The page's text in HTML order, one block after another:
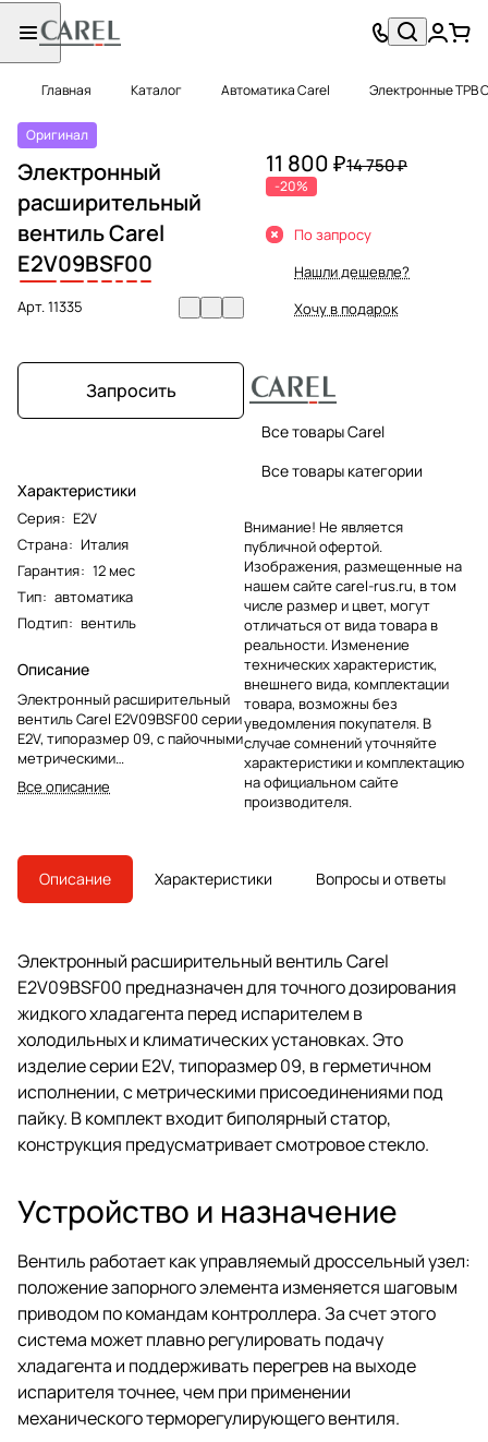
Главная Каталог Автоматика Carel Электронные ТРВ
Оригинал
Электронный
расширительный
вентиль Carel
E2V09BSF00
Арт.11335
Запросить
Характеристики
Серия: E2V
Страна: Италия
Гарантия: 12 мес
Тип: автоматика
Подтип: вентиль
Описание
Электронный расширительный
вентиль Carel E2V09BSF00 серии
E2V, типоразмер 09, с пайочными
метрическими
присоединениями, биполярным
статором и смотровым стеклом.
Все описание
11 800 ₽14 750 ₽
-20%
По запросу
Нашли дешевле?
Хочу в подарок
Все товары Carel
Все товары категории
Внимание! Не является
публичной офертой.
Изображения, размещенные на
нашем сайте carel-rus.ru, в том
числе размер и цвет, могут
отличаться от вида товара в
реальности. Изменение
технических характеристик,
внешнего вида, комплектации
товара, возможны без
уведомления покупателя. В
случае сомнений уточняйте
характеристики и комплектацию
на официальном сайте
производителя.
Описание Характеристики Вопросы и ответы
Электронный расширительный вентиль Carel
E2V09BSF00 предназначен для точного дозирования
жидкого хладагента перед испарителем в
холодильных и климатических установках. Это
изделие серии E2V, типоразмер 09, в герметичном
исполнении, с метрическими присоединениями под
пайку. В комплект входит биполярный статор,
конструкция предусматривает смотровое стекло.
Устройство и назначение
Вентиль работает как управляемый дроссельный узел:
положение запорного элемента изменяется шаговым
приводом по командам контроллера. За счет этого
система может плавно регулировать подачу
хладагента и поддерживать перегрев на выходе
испарителя точнее, чем при применении
механического терморегулирующего вентиля.